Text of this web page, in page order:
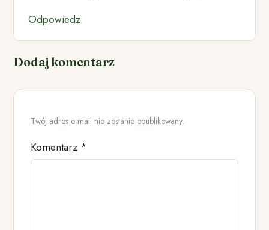
Odpowiedz
Dodaj komentarz
Twój adres e-mail nie zostanie opublikowany.
Komentarz *